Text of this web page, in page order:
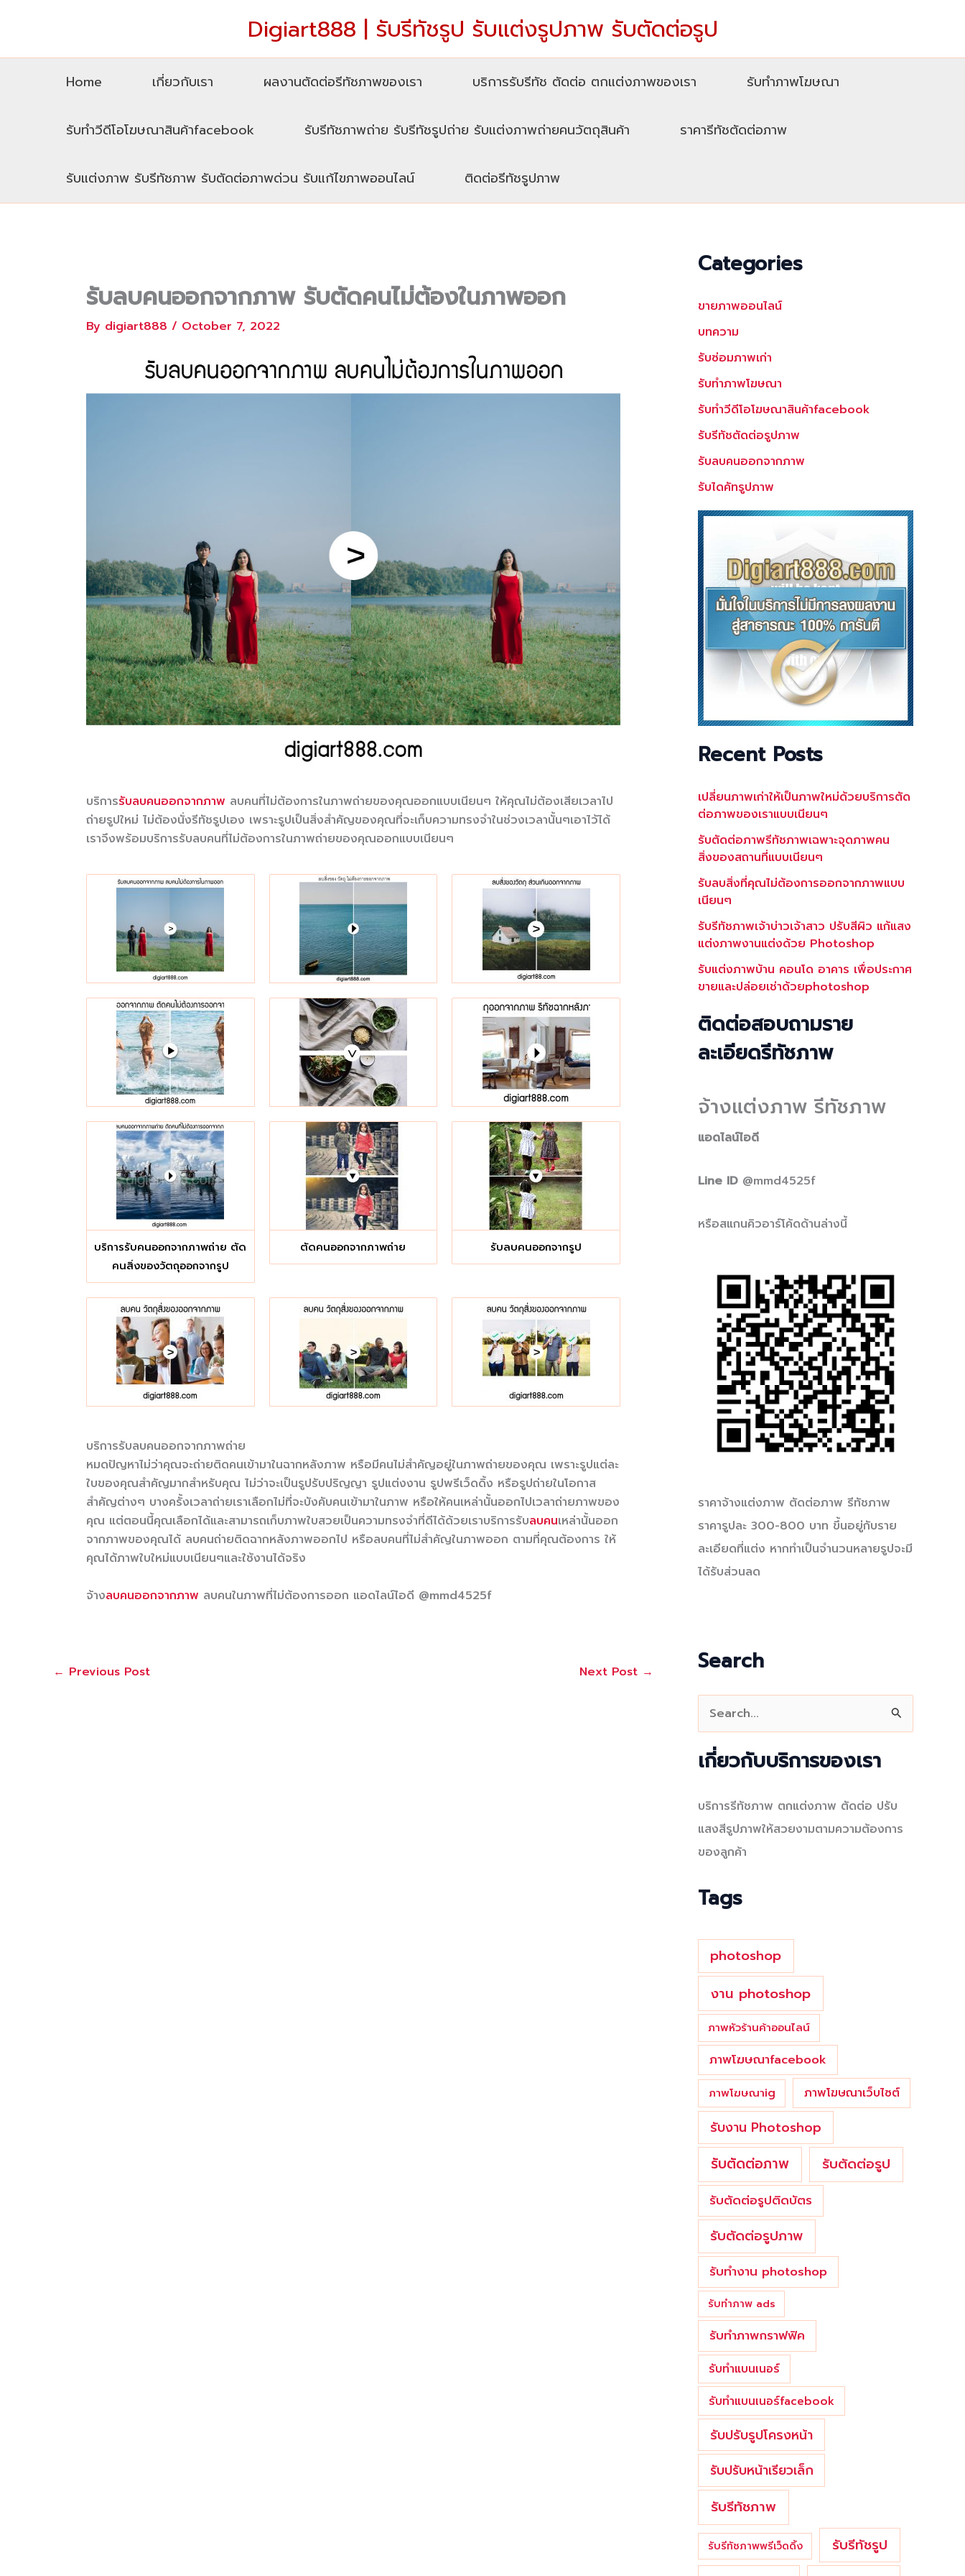
Digiart888 | รับรีทัชรูป รับแต่งรูปภาพ รับตัดต่อรูป
Home เกี่ยวกับเรา ผลงานตัดต่อรีทัชภาพของเรา บริการรับรีทัช ตัดต่อ ตกแต่งภาพของเรา รับทําภาพโฆษณา
รับทำวีดีโอโฆษณาสินค้าfacebook รับรีทัชภาพถ่าย รับรีทัชรูปถ่าย รับแต่งภาพถ่ายคนวัตถุสินค้า ราคารีทัชตัดต่อภาพ
รับแต่งภาพ รับรีทัชภาพ รับตัดต่อภาพด่วน รับแก้ไขภาพออนไลน์ ติดต่อรีทัชรูปภาพ
รับลบคนออกจากภาพ รับตัดคนไม่ต้องในภาพออก
By digiart888 / October 7, 2022
บริการรับลบคนออกจากภาพ ลบคนที่ไม่ต้องการในภาพถ่ายของคุณออกแบบเนียนๆ ให้คุณไม่ต้องเสียเวลาไป
ถ่ายรูปใหม่ ไม่ต้องนั่งรีทัชรูปเอง เพราะรูปเป็นสิ่งสำคัญของคุณที่จะเก็บความทรงจำในช่วงเวลานั้นๆเอาไว้ได้
เราจึงพร้อมบริการรับลบคนที่ไม่ต้องการในภาพถ่ายของคุณออกแบบเนียนๆ
บริการรับคนออกจากภาพถ่าย ตัด
คนสิ่งของวัตถุออกจากรูป
ตัดคนออกจากภาพถ่าย รับลบคนออกจากรูป
บริการรับลบคนออกจากภาพถ่าย
หมดปัญหาไม่ว่าคุณจะถ่ายติดคนเข้ามาในฉากหลังภาพ หรือมีคนไม่สำคัญอยู่ในภาพถ่ายของคุณ เพราะรูปแต่ละ
ใบของคุณสำคัญมากสำหรับคุณ ไม่ว่าจะเป็นรูปรับปริญญา รูปแต่งงาน รูปพรีเว็ดดิ้ง หรือรูปถ่ายในโอกาส
สำคัญต่างๆ บางครั้งเวลาถ่ายเราเลือกไม่ที่จะบังคับคนเข้ามาในภาพ หรือให้คนเหล่านั้นออกไปเวลาถ่ายภาพของ
คุณ แต่ตอนนี้คุณเลือกได้และสามารถเก็บภาพใบสวยเป็นความทรงจำที่ดีได้ด้วยเราบริการรับลบคนเหล่านั้นออก
จากภาพของคุณได้ ลบคนถ่ายติดฉากหลังภาพออกไป หรือลบคนที่ไม่สำคัญในภาพออก ตามที่คุณต้องการ ให้
คุณได้ภาพใบใหม่แบบเนียนๆและใช้งานได้จริง
จ้างลบคนออกจากภาพ ลบคนในภาพที่ไม่ต้องการออก แอดไลน์ไอดี @mmd4525f
← Previous Post Next Post →
Categories
ขายภาพออนไลน์
บทความ
รับซ่อมภาพเก่า
รับทำภาพโฆษณา
รับทำวีดีโอโฆษณาสินค้าfacebook
รับรีทัชตัดต่อรูปภาพ
รับลบคนออกจากภาพ
รับไดคัทรูปภาพ
Recent Posts
เปลี่ยนภาพเก่าให้เป็นภาพใหม่ด้วยบริการตัด
ต่อภาพของเราแบบเนียนๆ
รับตัดต่อภาพรีทัชภาพเฉพาะจุดภาพคน
สิ่งของสถานที่แบบเนียนๆ
รับลบสิ่งที่คุณไม่ต้องการออกจากภาพแบบ
เนียนๆ
รับรีทัชภาพเจ้าบ่าวเจ้าสาว ปรับสีผิว แก้แสง
แต่งภาพงานแต่งด้วย Photoshop
รับแต่งภาพบ้าน คอนโด อาคาร เพื่อประกาศ
ขายและปล่อยเช่าด้วยphotoshop
ติดต่อสอบถามราย
ละเอียดรีทัชภาพ
จ้างแต่งภาพ รีทัชภาพ
แอดไลน์ไอดี
Line ID @mmd4525f
หรือสแกนคิวอาร์โค้ดด้านล่างนี้
ราคาจ้างแต่งภาพ ตัดต่อภาพ รีทัชภาพ
ราคารูปละ 300-800 บาท ขึ้นอยู่กับราย
ละเอียดที่แต่ง หากทำเป็นจำนวนหลายรูปจะมี
ได้รับส่วนลด
Search
e
a
r
เกี่ยวกับบริการของเรา
บริการรีทัชภาพ ตกแต่งภาพ ตัดต่อ ปรับ
แสงสีรูปภาพให้สวยงามตามความต้องการ
ของลูกค้า
Tags
photoshop
งาน photoshop
ภาพหัวร้านค้าออนไลน์
ภาพโฆษณาfacebook
ภาพโฆษณาig ภาพโฆษณาเว็บไซต์
รับงาน Photoshop
รับตัดต่อภาพ รับตัดต่อรูป
รับตัดต่อรูปติดบัตร
รับตัดต่อรูปภาพ
รับทำงาน photoshop
รับทำภาพ ads
รับทำภาพกราฟฟิค
รับทำแบนเนอร์
รับทำแบนเนอร์facebook
รับปรับรูปโครงหน้า
รับปรับหน้าเรียวเล็ก
รับรีทัชภาพ
รับรีทัชภาพพรีเว็ดดิ้ง รับรีทัชรูป